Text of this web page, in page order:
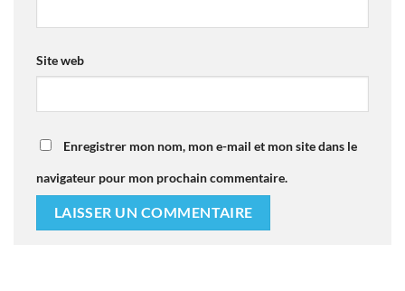
Site web
Enregistrer mon nom, mon e-mail et mon site dans le
navigateur pour mon prochain commentaire.